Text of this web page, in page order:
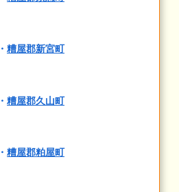
・ 糟屋郡新宮町
・ 糟屋郡久山町
・ 糟屋郡粕屋町